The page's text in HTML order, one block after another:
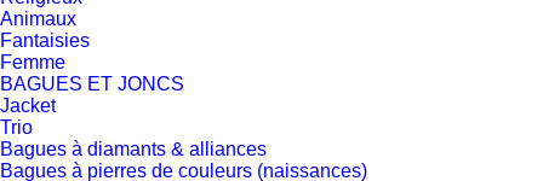
Animaux
Fantaisies
Femme
BAGUES ET JONCS
Jacket
Trio
Bagues à diamants & alliances
Bagues à pierres de couleurs (naissances)